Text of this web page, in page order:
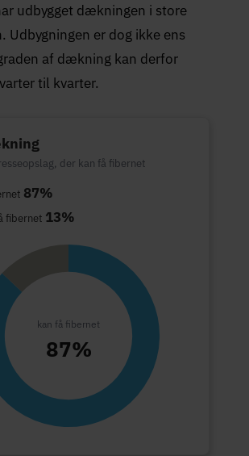
udbygget dækningen i store
Udbygningen er dog ikke ens
af dækning kan derfor
til kvarter.
der kan få fibernet
87%
fibernet 13%
kan få fibernet
87%